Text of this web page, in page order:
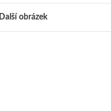
Další obrázek